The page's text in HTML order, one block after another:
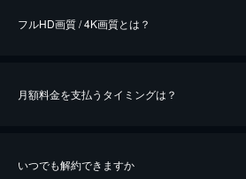
※40％ポイント還元の対象は、クレジットカード決済に
iOSアプリのUコイン決済による作品の購入 / レンタル
フルHD画質 / 4K画質とは？
月額料金を支払うタイミングは？
いつでも解約できますか